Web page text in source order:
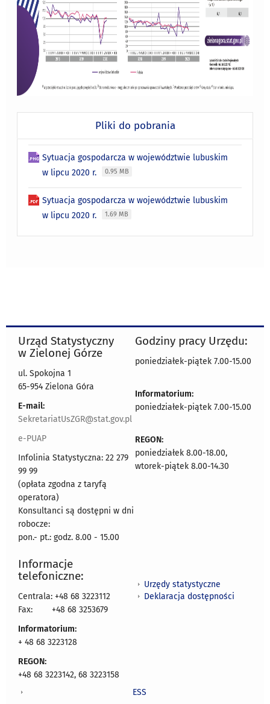
Pliki do pobrania
Sytuacja gospodarcza w województwie lubuskim
w lipcu 2020 r.
0.95 MB
Sytuacja gospodarcza w województwie lubuskim
w lipcu 2020 r.
1.69 MB
Urząd Statystyczny
w Zielonej Górze
ul. Spokojna 1
65-954 Zielona Góra
E-mail:
SekretariatUsZGR@stat.gov.pl
e-PUAP
Infolinia Statystyczna: 22 279
99 99
(opłata zgodna z taryfą
operatora)
Konsultanci są dostępni w dni
robocze:
pon.- pt.: godz. 8.00 - 15.00
Godziny pracy Urzędu:
poniedziałek-piątek 7.00-15.00
Informatorium:
poniedziałek-piątek 7.00-15.00
REGON:
poniedziałek 8.00-18.00,
wtorek-piątek 8.00-14.30
Informacje
telefoniczne:
Centrala: +48 68 3223112
Fax:
+48 68 3253679
Informatorium:
+ 48 68 3223128
REGON:
+48 68 3223142, 68 3223158
Urzędy statystyczne
Deklaracja dostępności
ESS